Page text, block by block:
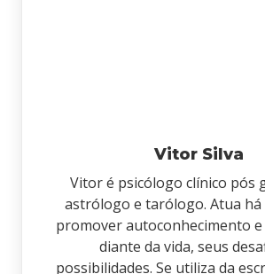
Vitor Silva
Vitor é psicólogo clínico pós
astrólogo e tarólogo. Atua há
promover autoconhecimento e
diante da vida, seus
possibilidades. Se utiliza da